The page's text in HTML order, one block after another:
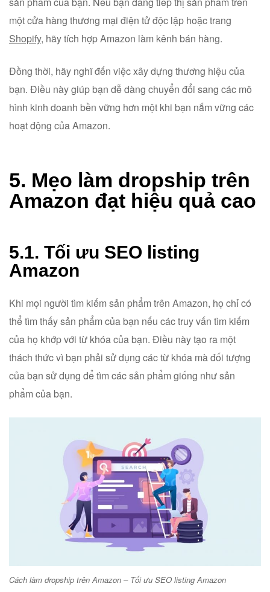
một cửa hàng thương mại điện tử độc lập hoặc trang
Shopify, hãy tích hợp Amazon làm kênh bán hàng.
Đồng thời, hãy nghĩ đến việc xây dựng thương hiệu của
bạn. Điều này giúp bạn dễ dàng chuyển đổi sang các mô
hình kinh doanh bền vững hơn một khi bạn nắm vững các
hoạt động của Amazon.
5. Mẹo làm dropship trên
Amazon đạt hiệu quả cao
5.1. Tối ưu SEO listing
Amazon
Khi mọi người tìm kiếm sản phẩm trên Amazon, họ chỉ có
thể tìm thấy sản phẩm của bạn nếu các truy vấn tìm kiếm
của họ khớp với từ khóa của bạn. Điều này tạo ra một
thách thức vì bạn phải sử dụng các từ khóa mà đối tượng
của bạn sử dụng để tìm các sản phẩm giống như sản
phẩm của bạn.
Cách làm dropship trên Amazon – Tối ưu SEO listing Amazon